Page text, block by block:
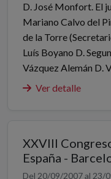
D. José Monfort. El
Mariano Calvo del
de la Torre
Luís Boyano D.
Vázquez Alemán D.
Ver detalle
XXVIII
España -
Del 20/09/2007 al 23/